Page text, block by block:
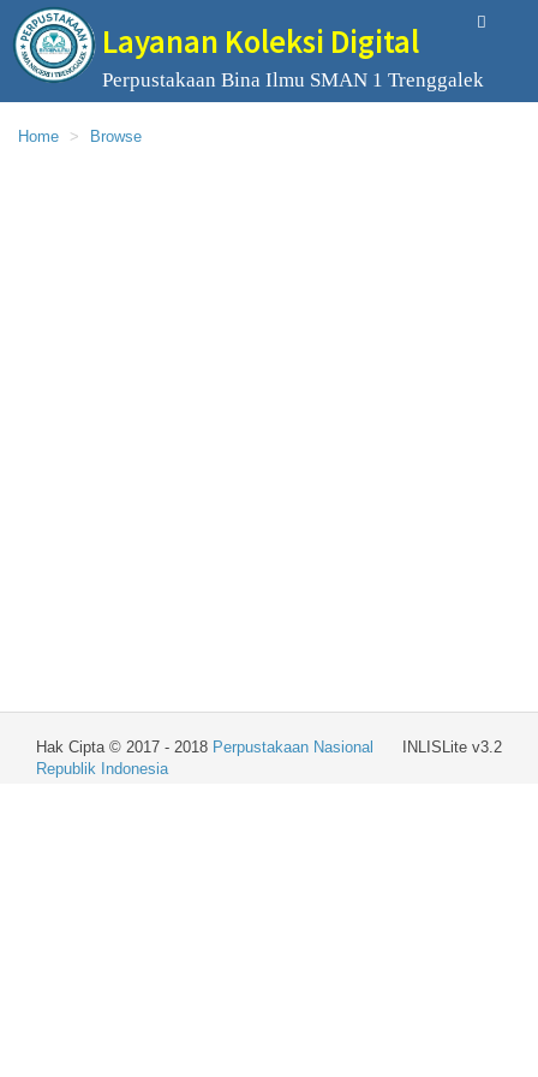
Layanan Koleksi Digital
Perpustakaan Bina Ilmu SMAN 1 Trenggalek
Home Browse
INLISLite v3.2
Hak Cipta © 2017 - 2018 Perpustakaan Nasional
Republik Indonesia